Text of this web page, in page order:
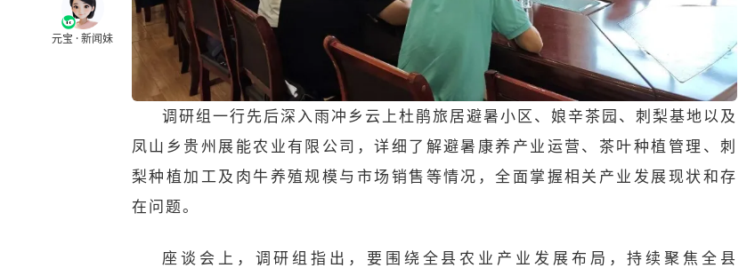
元宝 · 新闻妹
调研组一行先后深入雨冲乡云上杜鹃旅居避暑小区、娘辛茶园、 刺梨基地以及
凤山乡贵州展能农业有限公司，详细了解避暑康养产业运营、茶叶种植管理、刺
梨种植加工及肉牛养殖规模与市场销售等情况，全面掌握相关产业发展现状和存
在问题。
座谈会上，调研组指出，要围绕全县农业产业发展布局，持续聚焦全县